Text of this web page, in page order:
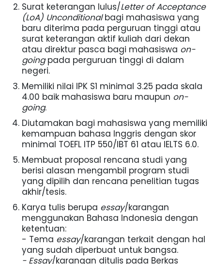
Surat keterangan lulus/Letter of Acceptance
(LoA) Unconditionalbagi mahasiswa yang
baru diterima pada perguruan tinggi atau
surat keterangan aktif kuliah dari dekan
atau direktur pasca bagi mahasiswa on-
goingpada perguruan tinggi di dalam
negeri.
Memiliki nilai IPK S1 minimal 3.25 pada skala
4.00 baik mahasiswa baru maupun on-
going.
Diutamakan bagi mahasiswa yang memiliki
kemampuan bahasa Inggris dengan skor
minimal TOEFL ITP 550/IBT 61 atau IELTS 6.0.
Membuat proposal rencana studi yang
berisi alasan mengambil program studi
yang dipilih dan rencana penelitian tugas
akhir/tesis.
Karya tulis berupa essay/karangan
menggunakan Bahasa Indonesia dengan
ketentuan:
- Tema essay/karangan terkait dengan hal
yang sudah diperbuat untuk bangsa.
- Essay/karangan ditulis pada Berkas